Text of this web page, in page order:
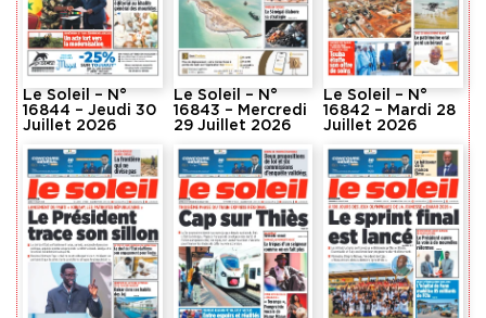
Le Soleil – N°
16844 – Jeudi 30
Juillet 2026
Le Soleil – N°
16843 – Mercredi
29 Juillet 2026
Le Soleil – N°
16842 – Mardi 28
Juillet 2026